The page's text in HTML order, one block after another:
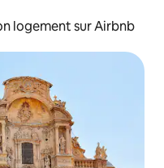
logement sur Airbnb